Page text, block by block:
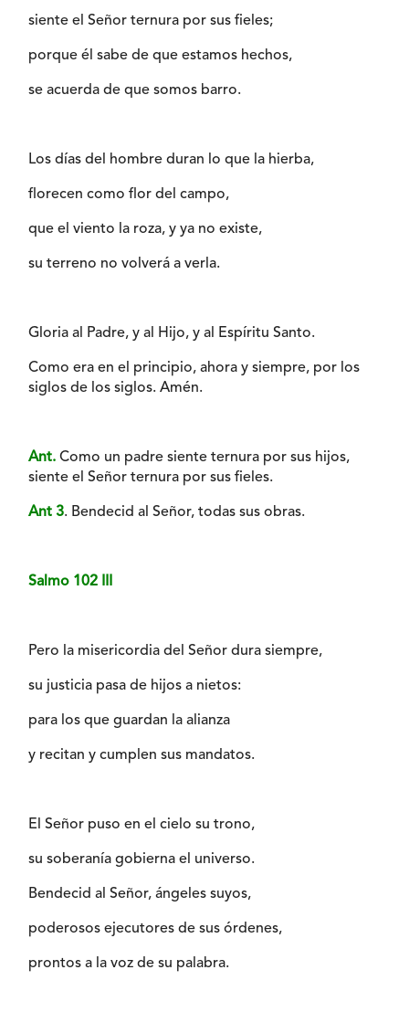
siente el Señor ternura por sus fieles;
porque él sabe de que estamos hechos,
se acuerda de que somos barro.
Los días del hombre duran lo que la hierba,
florecen como flor del campo,
que el viento la roza, y ya no existe,
su terreno no volverá a verla.
Gloria al Padre, y al Hijo, y al Espíritu Santo.
Como era en el principio, ahora y siempre, por los
siglos de los siglos. Amén.
Ant. Como un padre siente ternura por sus hijos,
siente el Señor ternura por sus fieles.
Ant 3. Bendecid al Señor, todas sus obras.
Salmo 102 III
Pero la misericordia del Señor dura siempre,
su justicia pasa de hijos a nietos:
para los que guardan la alianza
y recitan y cumplen sus mandatos.
El Señor puso en el cielo su trono,
su soberanía gobierna el universo.
Bendecid al Señor, ángeles suyos,
poderosos ejecutores de sus órdenes,
prontos a la voz de su palabra.